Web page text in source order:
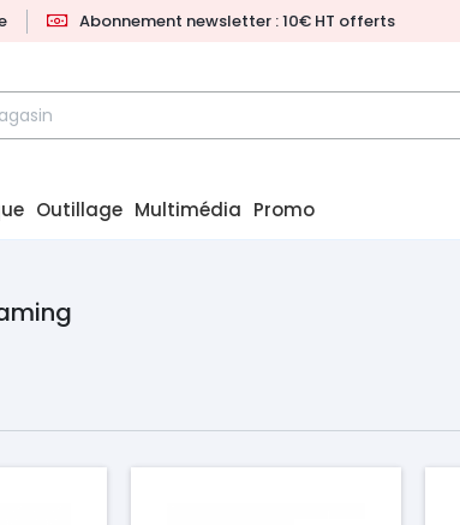
Abonnement newsletter : 10€ HT offerts
Outillage Multimédia Promo